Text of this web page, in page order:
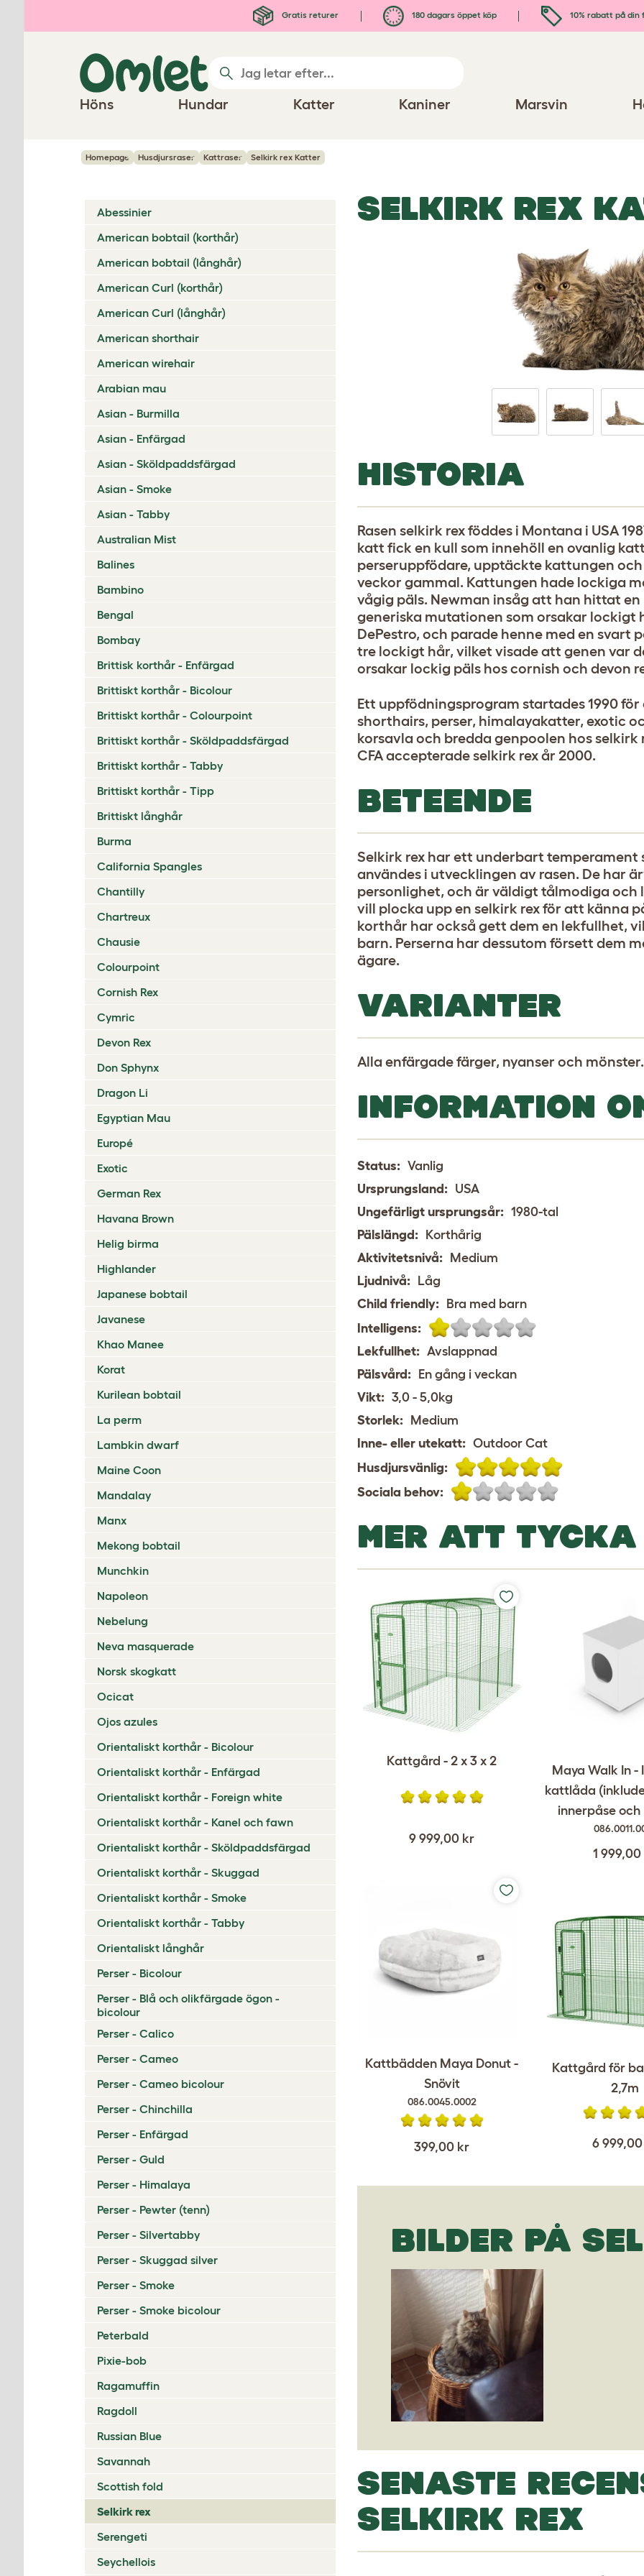
Gratis returer 180 dagars öppet köp 10% rabatt på
Höns Hundar Katter Kaniner Marsvin
Homepage Husdjursraser Kattraser Selkirk rex Katter
Abessinier
American bobtail (korthår)
American bobtail (långhår)
American Curl (korthår)
American Curl (långhår)
American shorthair
American wirehair
Arabian mau
Asian - Burmilla
Asian - Enfärgad
Asian - Sköldpaddsfärgad
Asian - Smoke
Asian - Tabby
Australian Mist
Balines
Bambino
Bengal
Bombay
Brittisk korthår - Enfärgad
Brittiskt korthår - Bicolour
Brittiskt korthår - Colourpoint
Brittiskt korthår - Sköldpaddsfärgad
Brittiskt korthår - Tabby
Brittiskt korthår - Tipp
Brittiskt långhår
Burma
California Spangles
Chantilly
Chartreux
Chausie
Colourpoint
Cornish Rex
Cymric
Devon Rex
Don Sphynx
Dragon Li
Egyptian Mau
Europé
Exotic
German Rex
Havana Brown
Helig birma
Highlander
Japanese bobtail
Javanese
Khao Manee
Korat
Kurilean bobtail
La perm
Lambkin dwarf
Maine Coon
Mandalay
Manx
Mekong bobtail
Munchkin
Napoleon
Nebelung
Neva masquerade
Norsk skogkatt
Ocicat
Ojos azules
Orientaliskt korthår - Bicolour
Orientaliskt korthår - Enfärgad
Orientaliskt korthår - Foreign white
Orientaliskt korthår - Kanel och fawn
Orientaliskt korthår - Sköldpaddsfärgad
Orientaliskt korthår - Skuggad
Orientaliskt korthår - Smoke
Orientaliskt korthår - Tabby
Orientaliskt långhår
Perser - Bicolour
Perser - Blå och olikfärgade ögon -
bicolour
Perser - Calico
Perser - Cameo
Perser - Cameo bicolour
Perser - Chinchilla
Perser - Enfärgad
Perser - Guld
Perser - Himalaya
Perser - Pewter (tenn)
Perser - Silvertabby
Perser - Skuggad silver
Perser - Smoke
Perser - Smoke bicolour
Peterbald
Pixie-bob
Ragamuffin
Ragdoll
Russian Blue
Savannah
Scottish fold
Selkirk rex
Serengeti
Seychellois
SELKIRK REX
HISTORIA
Rasen selkirk rex föddes i Montana i USA
katt fick en kull som innehöll en ovanlig
perseruppfödare, upptäckte kattungen
veckor gammal. Kattungen hade lockiga
vågig päls. Newman insåg att han hittat
generiska mutationen som orsakar lockigt
DePestro, och parade henne med en svart
tre lockigt hår, vilket visade att genen var
orsakar lockig päls hos cornish och devon
Ett uppfödningsprogram startades 1990
shorthairs, perser, himalayakatter, exotic
korsavla och bredda genpoolen hos selkirk
CFA accepterade selkirk rex år 2000.
BETEENDE
Selkirk rex har ett underbart temperament
användes i utvecklingen av rasen. De har
personlighet, och är väldigt tålmodiga och
vill plocka upp en selkirk rex för att känna
korthår har också gett dem en lekfullhet,
barn. Perserna har dessutom försett dem
ägare.
VARIANTER
Alla enfärgade färger, nyanser och
INFORMATION
Status: Vanlig
Ursprungsland: USA
Ungefärligt ursprungsår: 1980-tal
Pälslängd: Korthårig
Aktivitetsnivå: Medium
Ljudnivå: Låg
Child friendly: Bra med barn
Intelligens:
Lekfullhet: Avslappnad
Pälsvård: En gång i veckan
Vikt: 3,0 - 5,0kg
Storlek: Medium
Inne- eller utekatt: Outdoor Cat
Husdjursvänlig:
Sociala behov:
MER ATT TYCKA
Kattgård - 2 x 3 x 2
9 999,00 kr
Maya Walk In -
kattlåda
innerpåse
1
Kattbädden Maya Donut -
Snövit
086.0045.0002
399,00 kr
Kattgård för
2,7m
6
BILDER PÅ
SENASTE
SELKIRK REX